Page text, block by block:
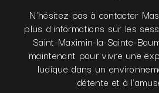
N'hésitez pas à contacter
plus d'informations sur les
Saint-Maximin-la-Sainte-
maintenant pour vivre une
ludique dans un
détente et à